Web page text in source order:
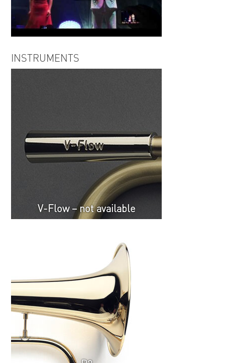
Buuren - Adagio for Strings -
INSTRUMENTS
V-Flow – not available